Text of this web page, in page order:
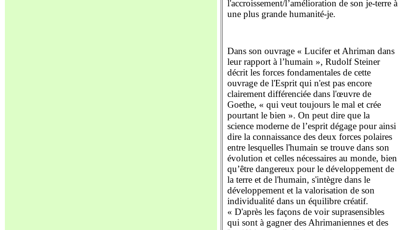
l'accroissement/l’amélioration de son je-terre à
une plus grande humanité-je.
Dans son ouvrage « Lucifer et Ahriman dans
leur rapport à l’humain », Rudolf Steiner
décrit les forces fondamentales de cette
ouvrage de l'Esprit qui n'est pas encore
clairement différenciée dans l'œuvre de
Goethe, « qui veut toujours le mal et crée
pourtant le bien ». On peut dire que la
science moderne de l’esprit dégage pour ainsi
dire la connaissance des deux forces polaires
entre lesquelles l'humain se trouve dans son
évolution et celles nécessaires au monde, bien
qu’être dangereux pour le développement de
la terre et de l'humain, s'intègre dans le
développement et la valorisation de son
individualité dans un équilibre créatif.
« D'après les façons de voir suprasensibles
qui sont à gagner des Ahrimaniennes et des